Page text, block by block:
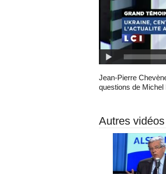
Jean-Pierre
questions de Michel
Autres vidéos